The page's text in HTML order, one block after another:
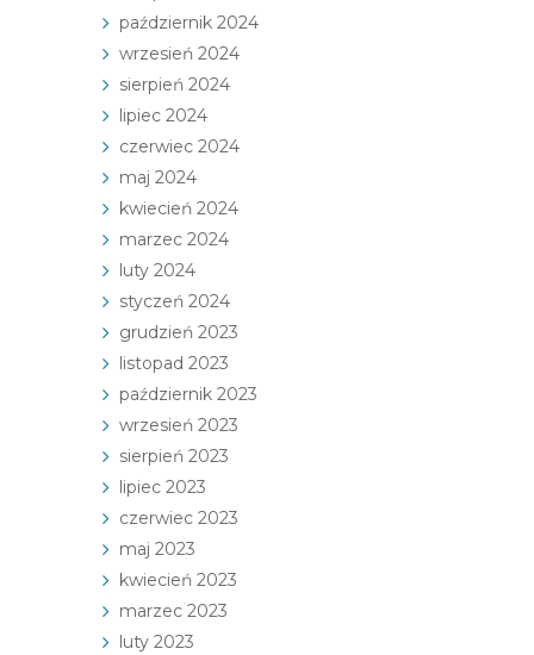
październik 2024
wrzesień 2024
sierpień 2024
lipiec 2024
czerwiec 2024
maj 2024
kwiecień 2024
marzec 2024
luty 2024
styczeń 2024
grudzień 2023
listopad 2023
październik 2023
wrzesień 2023
sierpień 2023
lipiec 2023
czerwiec 2023
maj 2023
kwiecień 2023
marzec 2023
luty 2023